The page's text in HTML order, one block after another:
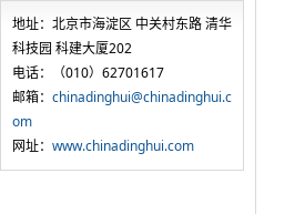
地址：北京市海淀区 中关村东路 清华
科技园 科建大厦202
电话：（010）62701617
邮箱： chinadinghui@chinadinghui.c
om
网址： www.chinadinghui.com